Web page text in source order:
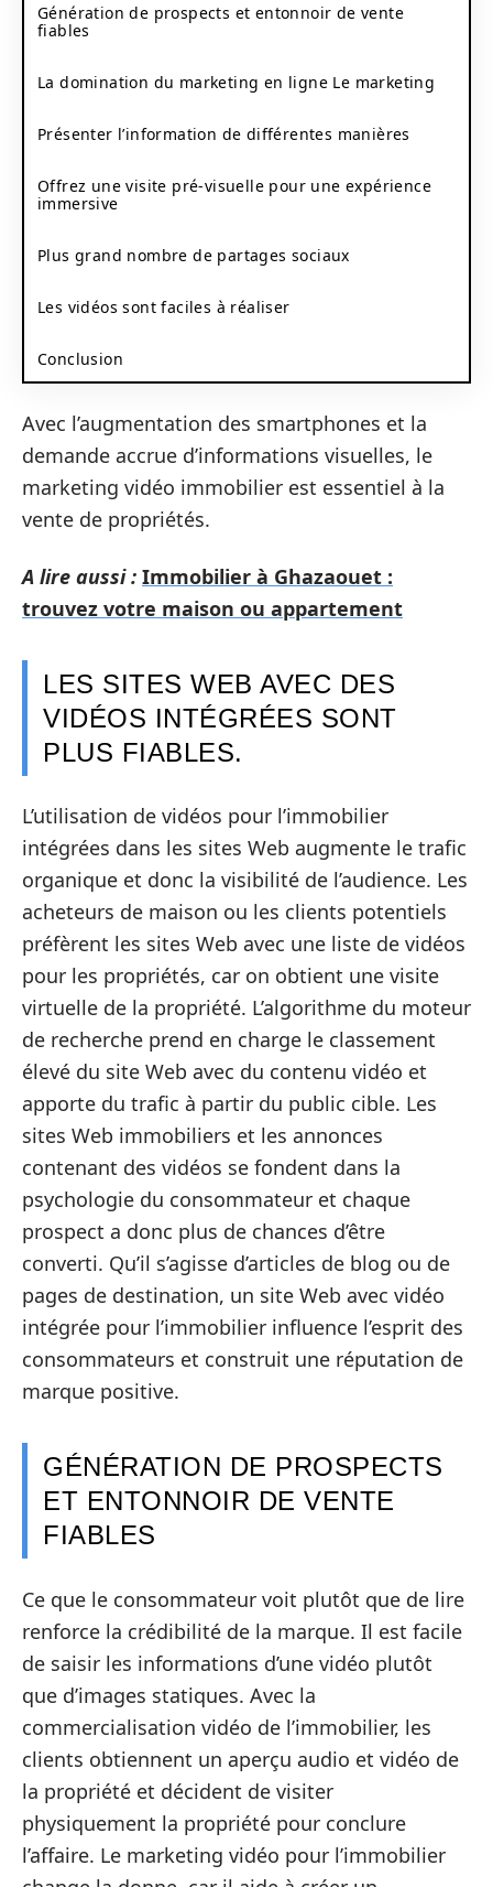
Génération de prospects et entonnoir de vente
fiables
La domination du marketing en ligne Le marketing
Présenter l’information de différentes manières
Offrez une visite pré-visuelle pour une expérience
immersive
Plus grand nombre de partages sociaux
Les vidéos sont faciles à réaliser
Conclusion
Avec l’augmentation des smartphones et la
demande accrue d’informations visuelles, le
marketing vidéo immobilier est essentiel à la
vente de propriétés.
A lire aussi : Immobilier à Ghazaouet :
trouvez votre maison ou appartement
LES SITES WEB AVEC DES
VIDÉOS INTÉGRÉES SONT
PLUS FIABLES.
L’utilisation de vidéos pour l’immobilier
intégrées dans les sites Web augmente le trafic
organique et donc la visibilité de l’audience. Les
acheteurs de maison ou les clients potentiels
préfèrent les sites Web avec une liste de vidéos
pour les propriétés, car on obtient une visite
virtuelle de la propriété. L’algorithme du moteur
de recherche prend en charge le classement
élevé du site Web avec du contenu vidéo et
apporte du trafic à partir du public cible. Les
sites Web immobiliers et les annonces
contenant des vidéos se fondent dans la
psychologie du consommateur et chaque
prospect a donc plus de chances d’être
converti. Qu’il s’agisse d’articles de blog ou de
pages de destination, un site Web avec vidéo
intégrée pour l’immobilier influence l’esprit des
consommateurs et construit une réputation de
marque positive.
GÉNÉRATION DE PROSPECTS
ET ENTONNOIR DE VENTE
FIABLES
Ce que le consommateur voit plutôt que de lire
renforce la crédibilité de la marque. Il est facile
de saisir les informations d’une vidéo plutôt
que d’images statiques. Avec la
commercialisation vidéo de l’immobilier, les
clients obtiennent un aperçu audio et vidéo de
la propriété et décident de visiter
physiquement la propriété pour conclure
l’affaire. Le marketing vidéo pour l’immobilier